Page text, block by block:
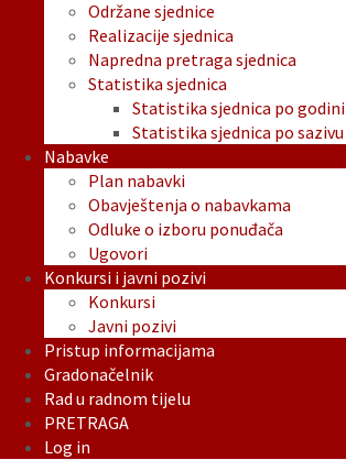
Održane sjednice
Realizacije sjednica
Napredna pretraga sjednica
Statistika sjednica
Statistika sjednica po godini
Statistika sjednica po sazivu
Nabavke
Plan nabavki
Obavještenja o nabavkama
Odluke o izboru ponuđača
Ugovori
Konkursi i javni pozivi
Konkursi
Javni pozivi
Pristup informacijama
Gradonačelnik
Rad u radnom tijelu
PRETRAGA
Log in